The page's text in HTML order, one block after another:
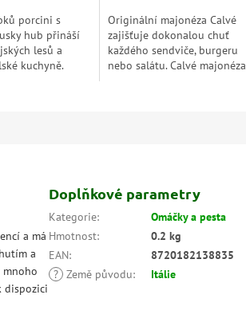
porcini s
hub přináší
lesů a
kuchyně.
Originální majonéza Calvé
zajišťuje dokonalou chuť
každého sendviče, burgeru
nebo salátu. Calvé majonéza
a má
a
mnoho
dispozici
Doplňkové parametry
Kategorie:
Omáčky a pesta
Hmotnost:
0.2 kg
EAN:
8720182138835
? Země původu: Itálie